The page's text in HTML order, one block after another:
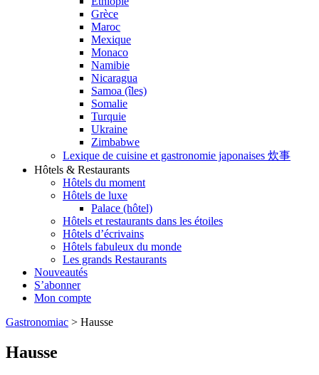
Grèce
Maroc
Mexique
Monaco
Namibie
Nicaragua
Samoa (îles)
Somalie
Turquie
Ukraine
Zimbabwe
Lexique de cuisine et gastronomie japonaises 炊事
Hôtels & Restaurants
Hôtels du moment
Hôtels de luxe
Palace (hôtel)
Hôtels et restaurants dans les étoiles
Hôtels d’écrivains
Hôtels fabuleux du monde
Les grands Restaurants
Nouveautés
S’abonner
Mon compte
Gastronomiac > Hausse
Hausse